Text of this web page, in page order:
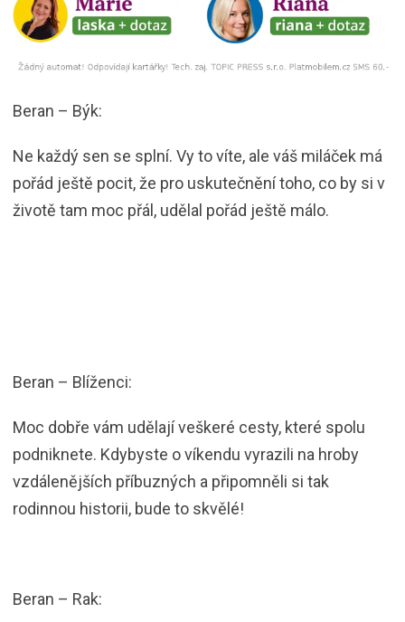
Beran – Býk:
Ne každý sen se splní. Vy to víte, ale váš miláček má
pořád ještě pocit, že pro uskutečnění toho, co by si v
životě tam moc přál, udělal pořád ještě málo.
Beran – Blíženci:
Moc dobře vám udělají veškeré cesty, které spolu
podniknete. Kdybyste o víkendu vyrazili na hroby
vzdálenějších příbuzných a připomněli si tak
rodinnou historii, bude to skvělé!
Beran – Rak: